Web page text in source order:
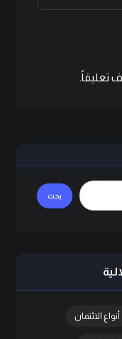
تعليقاً.
أنواع الائتمان